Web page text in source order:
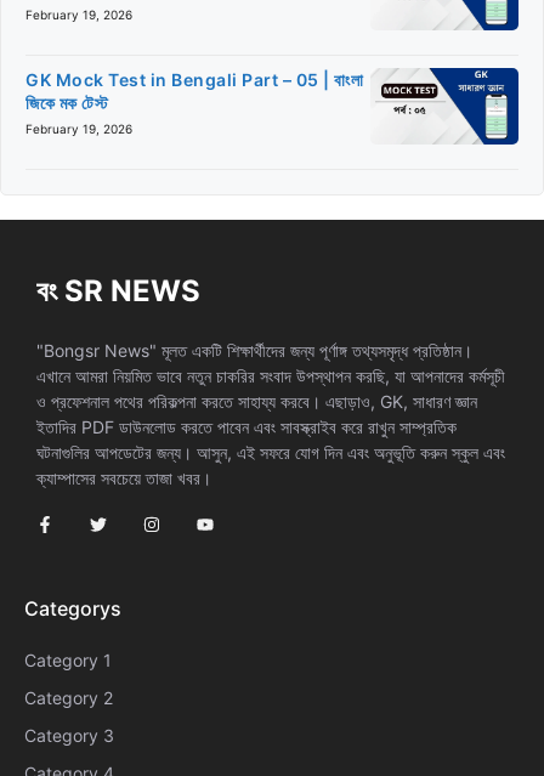
February 19, 2026
GK Mock Test in Bengali Part – 05 | বাংলা
জিকে মক টেস্ট
February 19, 2026
বং SR NEWS
"Bongsr News" মূলত একটি শিক্ষার্থীদের জন্য পূর্ণাঙ্গ তথ্যসমৃদ্ধ প্রতিষ্ঠান।
এখানে আমরা নিয়মিত ভাবে নতুন চাকরির সংবাদ উপস্থাপন করছি, যা আপনাদের কর্মসূচী
ও প্রফেশনাল পথের পরিকল্পনা করতে সাহায্য করবে। এছাড়াও, GK, সাধারণ জ্ঞান
ইতাদির PDF ডাউনলোড করতে পাবেন এবং সাবস্ক্রাইব করে রাখুন সাম্প্রতিক
ঘটনাগুলির আপডেটের জন্য। আসুন, এই সফরে যোগ দিন এবং অনুভূতি করুন স্কুল এবং
ক্যাম্পাসের সবচেয়ে তাজা খবর।
Categorys
Category 1
Category 2
Category 3